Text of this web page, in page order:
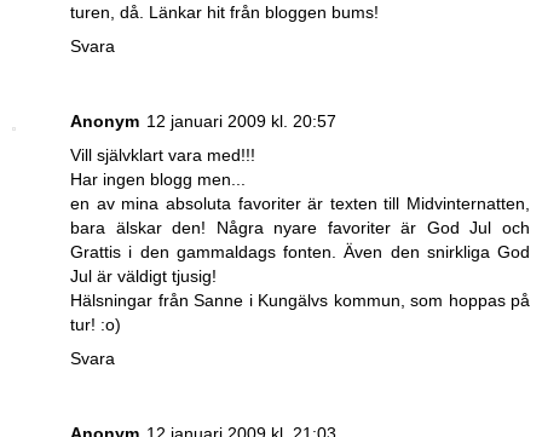
turen, då. Länkar hit från bloggen bums!
Svara
Anonym 12 januari 2009 kl. 20:57
Vill självklart vara med!!!
Har ingen blogg men...
en av mina absoluta favoriter är texten till Midvinternatten,
bara älskar den! Några nyare favoriter är God Jul och
Grattis i den gammaldags fonten. Även den snirkliga God
Jul är väldigt tjusig!
Hälsningar från Sanne i Kungälvs kommun, som hoppas på
tur! :o)
Svara